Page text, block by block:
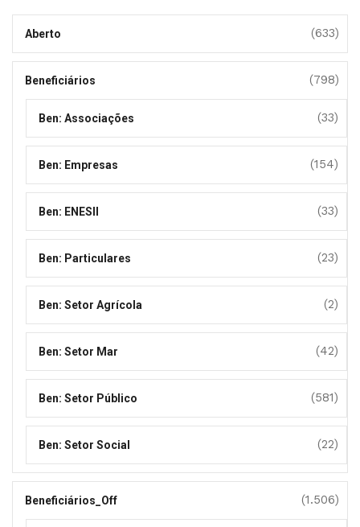
Aberto (633)
Beneficiários (798)
Ben: Associações (33)
Ben: Empresas (154)
Ben: ENESII (33)
Ben: Particulares (23)
Ben: Setor Agrícola (2)
Ben: Setor Mar (42)
Ben: Setor Público (581)
Ben: Setor Social (22)
Beneficiários_Off (1.506)